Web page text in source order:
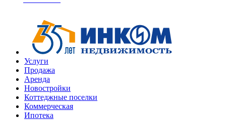
Услуги
Продажа
Аренда
Новостройки
Коттеджные поселки
Коммерческая
Ипотека